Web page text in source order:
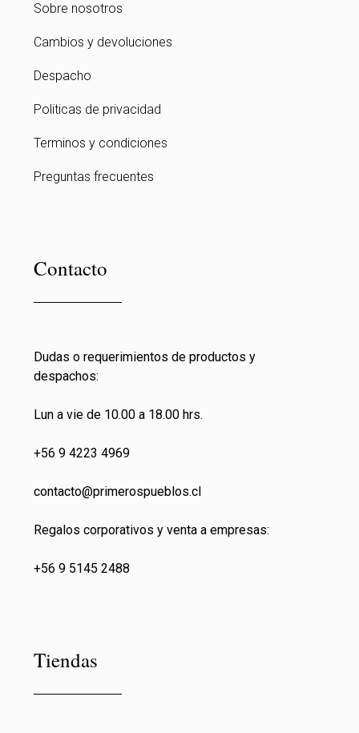
Sobre nosotros
Cambios y devoluciones
Despacho
Politicas de privacidad
Terminos y condiciones
Preguntas frecuentes
Contacto
Dudas o requerimientos de productos y
despachos:
Lun a vie de 10.00 a 18.00 hrs.
+56 9 4223 4969
contacto@primerospueblos.cl
Regalos corporativos y venta a empresas:
+56 9 5145 2488
Tiendas